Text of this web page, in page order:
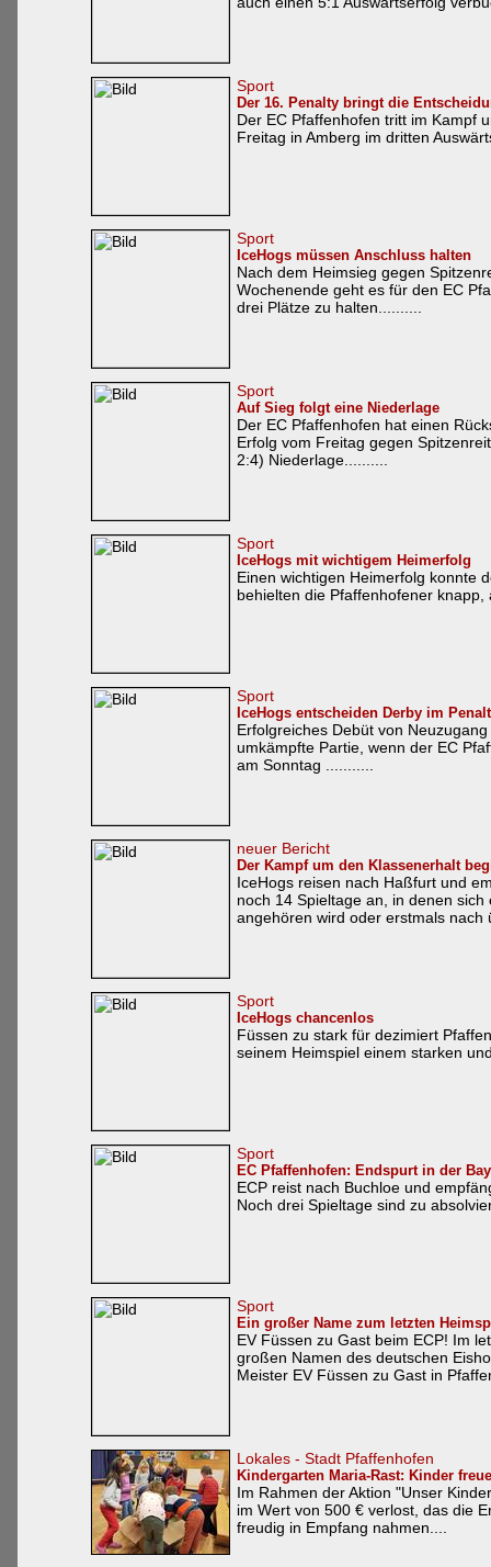
Sport
Der 16. Penalty bringt die
Der EC Pfaffenhofen tritt im Kampf
Freitag in Amberg im dritten
Sport
IceHogs müssen Anschluss halten
Nach dem Heimsieg gegen
Wochenende geht es für den EC
drei Plätze zu halten..........
Sport
Auf Sieg folgt eine Niederlage
Der EC Pfaffenhofen hat einen
Erfolg vom Freitag gegen
2:4) Niederlage..........
Sport
IceHogs mit wichtigem Heimerfolg
Einen wichtigen Heimerfolg konnte
behielten die Pfaffenhofener
Sport
IceHogs entscheiden Derby im
Erfolgreiches Debüt von
umkämpfte Partie, wenn der EC
am Sonntag ...........
neuer Bericht
Der Kampf um den Klassenerhalt
IceHogs reisen nach Haßfurt und
noch 14 Spieltage an, in denen
angehören wird oder erstmals nach
Sport
IceHogs chancenlos
Füssen zu stark für dezimiert
seinem Heimspiel einem starken
Sport
EC Pfaffenhofen: Endspurt in der
ECP reist nach Buchloe und
Noch drei Spieltage sind zu
Sport
Ein großer Name zum letzten
EV Füssen zu Gast beim ECP! Im
großen Namen des deutschen
Meister EV Füssen zu Gast in
Lokales - Stadt Pfaffenhofen
Kindergarten Maria-Rast: Kinder
Im Rahmen der Aktion "Unser
im Wert von 500 € verlost, das die
freudig in Empfang nahmen....